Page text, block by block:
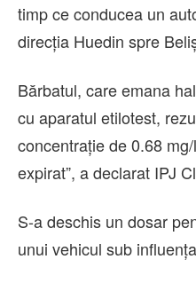
timp ce conducea un
direcția Huedin spre
Bărbatul, care emana
cu aparatul etilotest,
concentrație de 0.68
expirat”, a declarat IPJ
S-a deschis un dosar
unui vehicul sub